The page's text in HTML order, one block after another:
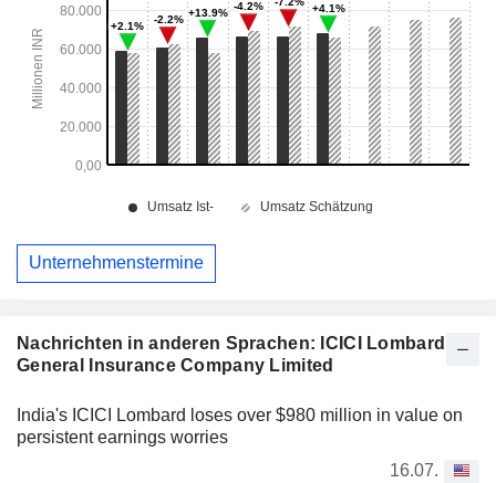
Nachrichten in anderen Sprachen: ICICI Lombard
General Insurance Company Limited
India's ICICI Lombard loses over $980 million in value on
persistent earnings worries
16.07.
Unternehmenstermine